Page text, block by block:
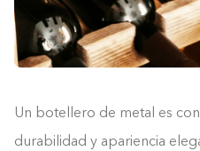
Un botellero de metal es
durabilidad y apariencia